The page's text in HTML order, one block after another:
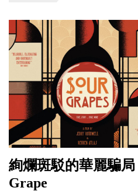
絢爛斑駁的華麗騙局
Grape